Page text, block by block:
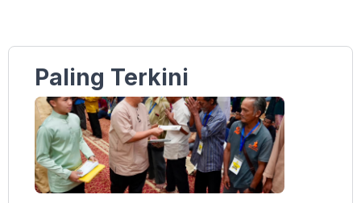
Paling Terkini